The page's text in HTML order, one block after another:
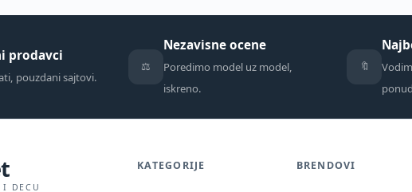
prodavci
pouzdani sajtovi.
⚖️
Nezavisne ocene
Poredimo model uz model,
iskreno.
🔖
I DECU
KATEGORIJE BRENDOVI